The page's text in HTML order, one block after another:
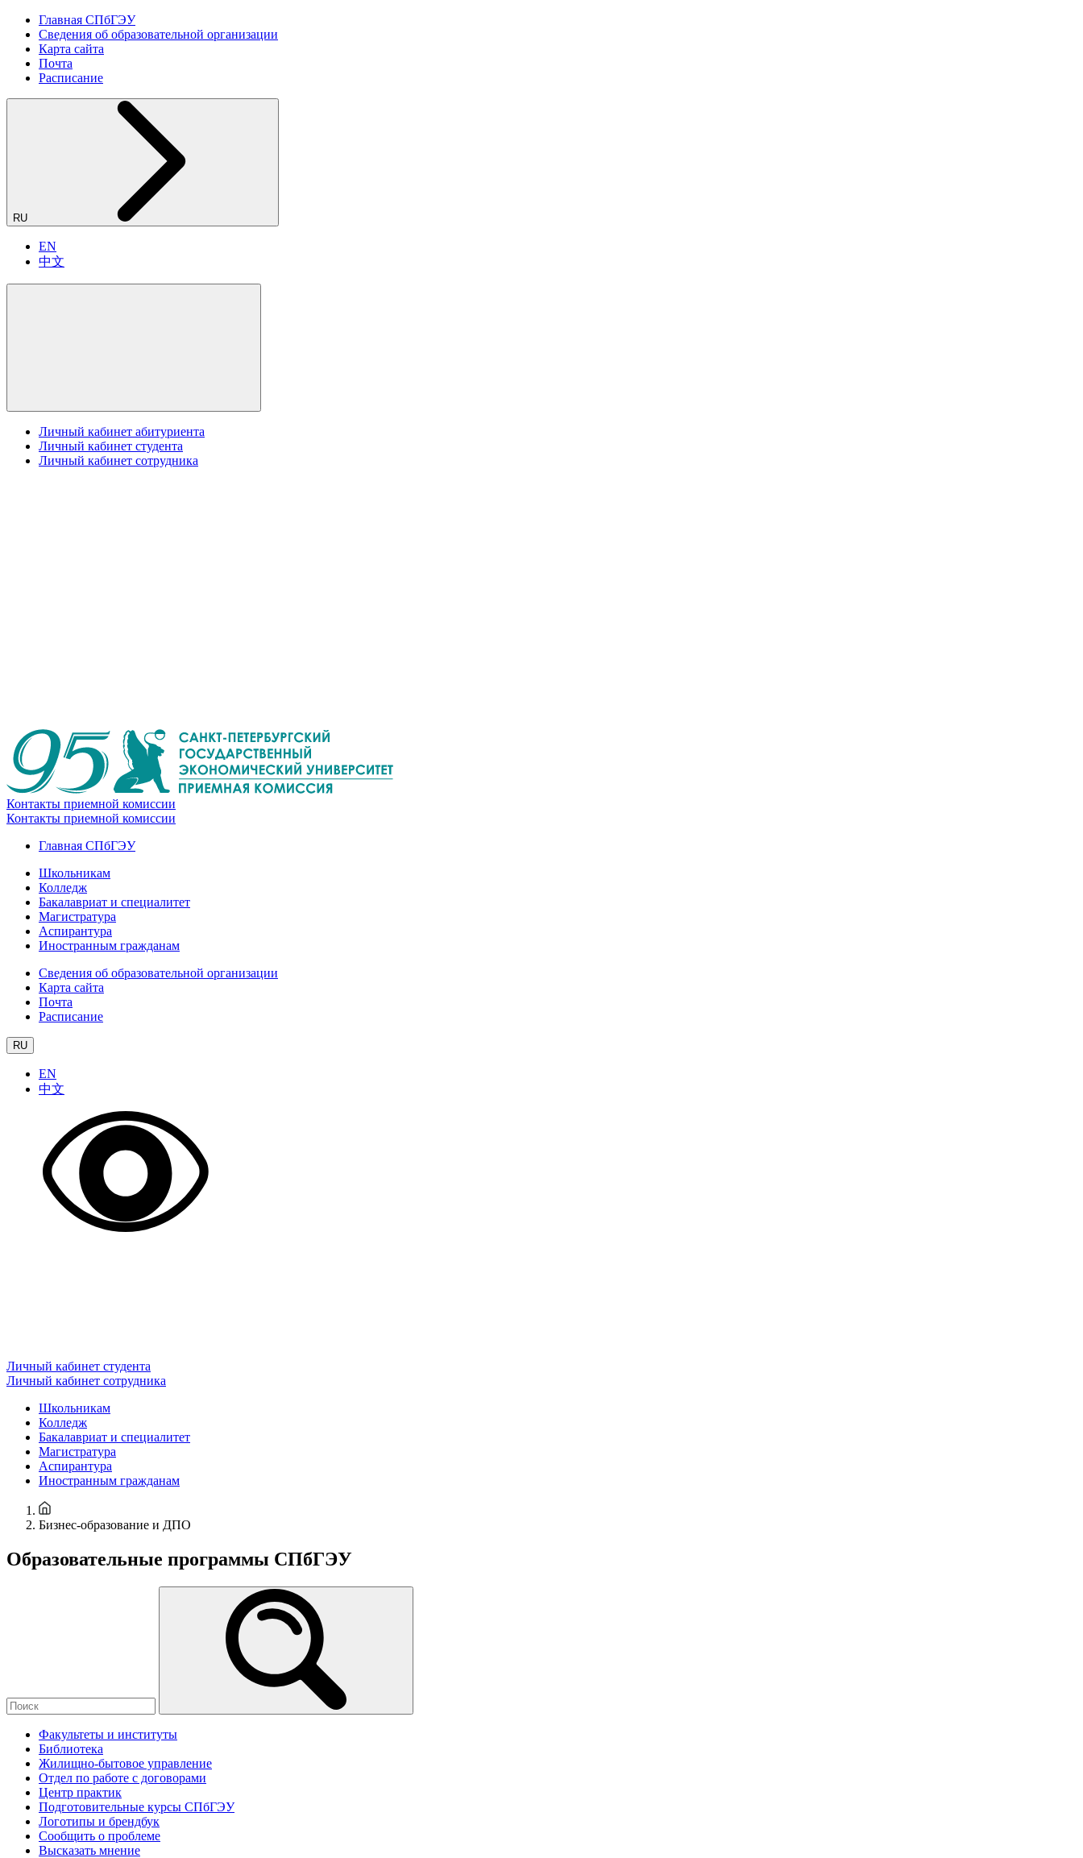
Главная СПбГЭУ
Сведения об образовательной организации
Карта сайта
Почта
Расписание
RU
EN
中文
Личный кабинет абитуриента
Личный кабинет студента
Личный кабинет сотрудника
Контакты приемной комиссии
Контакты приемной комиссии
Главная СПбГЭУ
Школьникам
Колледж
Бакалавриат и специалитет
Магистратура
Аспирантура
Иностранным гражданам
Сведения об образовательной организации
Карта сайта
Почта
Расписание
RU
EN
中文
Личный кабинет студента
Личный кабинет сотрудника
Школьникам
Колледж
Бакалавриат и специалитет
Магистратура
Аспирантура
Иностранным гражданам
Бизнес-образование и ДПО
Образовательные программы СПбГЭУ
Факультеты и институты
Библиотека
Жилищно-бытовое управление
Отдел по работе с договорами
Центр практик
Подготовительные курсы СПбГЭУ
Логотипы и брендбук
Сообщить о проблеме
Высказать мнение